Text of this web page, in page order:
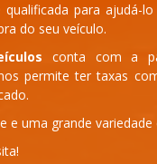
para ajudá-
do seu veículo.
conta com a
permite ter taxas
e uma grande